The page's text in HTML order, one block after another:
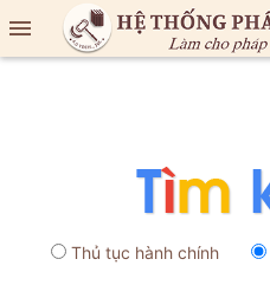

Thủ tục hành chính